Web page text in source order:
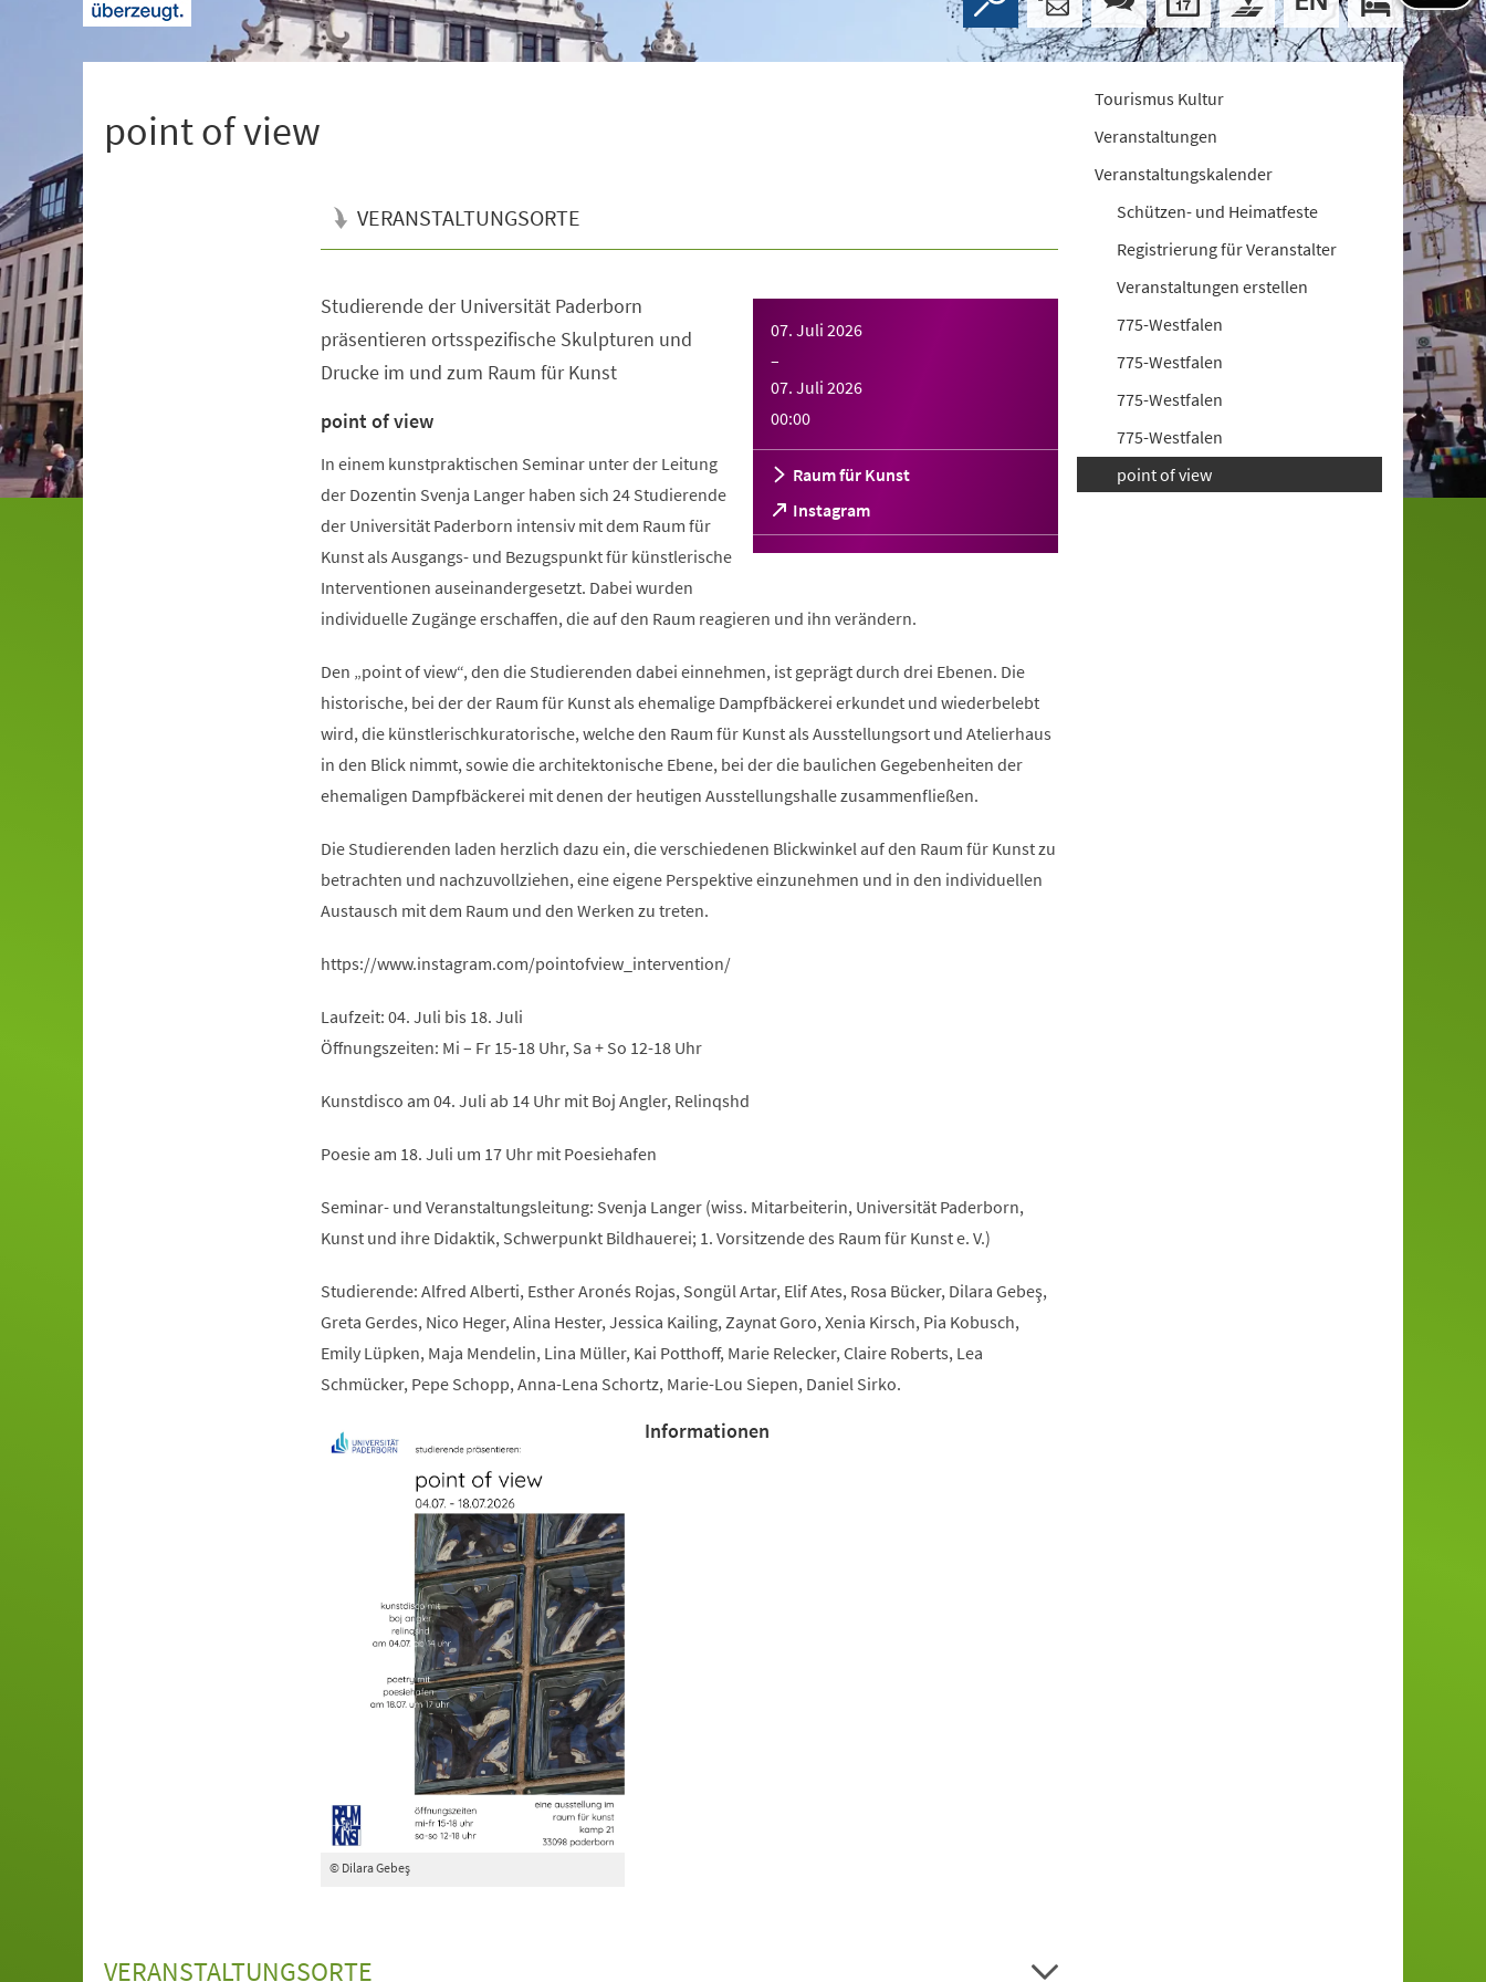
point of view
VERANSTALTUNGSORTE
07. Juli 2026
–
07. Juli 2026
00:00
Raum für Kunst
Instagram
(Öffnet
in
einem
Studierende der Universität Paderborn
präsentieren ortsspezifische Skulpturen und
Drucke im und zum Raum für Kunst
point of view
In einem kunstpraktischen Seminar unter der Leitung
der Dozentin Svenja Langer haben sich 24 Studierende
der Universität Paderborn intensiv mit dem Raum für
Kunst als Ausgangs- und Bezugspunkt für künstlerische
Interventionen auseinandergesetzt. Dabei wurden
individuelle Zugänge erschaffen, die auf den Raum reagieren und ihn verändern.
Den „point of view“, den die Studierenden dabei einnehmen, ist geprägt durch drei Ebenen. Die
historische, bei der der Raum für Kunst als ehemalige Dampfbäckerei erkundet und wiederbelebt
wird, die künstlerischkuratorische, welche den Raum für Kunst als Ausstellungsort und Atelierhaus
in den Blick nimmt, sowie die architektonische Ebene, bei der die baulichen Gegebenheiten der
ehemaligen Dampfbäckerei mit denen der heutigen Ausstellungshalle zusammenfließen.
Die Studierenden laden herzlich dazu ein, die verschiedenen Blickwinkel auf den Raum für Kunst zu
betrachten und nachzuvollziehen, eine eigene Perspektive einzunehmen und in den individuellen
Austausch mit dem Raum und den Werken zu treten.
https://www.instagram.com/pointofview_intervention/
Laufzeit: 04. Juli bis 18. Juli
Öffnungszeiten: Mi – Fr 15-18 Uhr, Sa + So 12-18 Uhr
Kunstdisco am 04. Juli ab 14 Uhr mit Boj Angler, Relinqshd
Poesie am 18. Juli um 17 Uhr mit Poesiehafen
Seminar- und Veranstaltungsleitung: Svenja Langer (wiss. Mitarbeiterin, Universität Paderborn,
Kunst und ihre Didaktik, Schwerpunkt Bildhauerei; 1. Vorsitzende des Raum für Kunst e. V.)
Studierende: Alfred Alberti, Esther Aronés Rojas, Songül Artar, Elif Ates, Rosa Bücker, Dilara Gebeş,
Greta Gerdes, Nico Heger, Alina Hester, Jessica Kailing, Zaynat Goro, Xenia Kirsch, Pia Kobusch,
Emily Lüpken, Maja Mendelin, Lina Müller, Kai Potthoff, Marie Relecker, Claire Roberts, Lea
Schmücker, Pepe Schopp, Anna-Lena Schortz, Marie-Lou Siepen, Daniel Sirko.
© Dilara Gebeş
Informationen
VERANSTALTUNGSORTE
Tourismus Kultur
Veranstaltungen
Veranstaltungskalender
Schützen- und Heimatfeste
Registrierung für Veranstalter
Veranstaltungen erstellen
775-Westfalen
775-Westfalen
775-Westfalen
775-Westfalen
point of view